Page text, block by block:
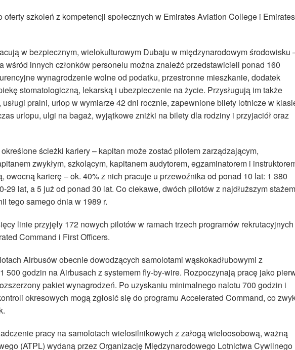
szkoleń z kompetencji społecznych w Emirates Aviation College i Emirates
w bezpiecznym, wielokulturowym Dubaju w międzynarodowym środowisku
wśród innych członków personelu można znaleźć przedstawicieli ponad 160
wynagrodzenie wolne od podatku, przestronne mieszkanie, dodatek
stomatologiczną, lekarską i ubezpieczenie na życie. Przysługują im także
pralni, urlop w wymiarze 42 dni rocznie, zapewnione bilety lotnicze w
urlopu, ulgi na bagaż, wyjątkowe zniżki na bilety dla rodziny i przyjaciół oraz
ścieżki kariery – kapitan może zostać pilotem zarządzającym,
zwykłym, szkolącym, kapitanem audytorem, egzaminatorem i
owocną karierę – ok. 40% z nich pracuje u przewoźnika od ponad 10 lat: 1 380
29 lat, a 5 już od ponad 30 lat. Co ciekawe, dwóch pilotów z najdłuższym stażem
tego samego dnia w 1989 r.
linie przyjęły 172 nowych pilotów w ramach trzech programów
Command i First Officers.
Airbusów obecnie dowodzących samolotami wąskokadłubowymi z
500 godzin na Airbusach z systemem fly-by-wire. Rozpoczynają pracę jako
pakiet wynagrodzeń. Po uzyskaniu minimalnego nalotu 700 godzin i
okresowych mogą zgłosić się do programu Accelerated Command, co
pracy na samolotach wielosilnikowych z załogą wieloosobową, ważną
(ATPL) wydaną przez Organizację Międzynarodowego Lotnictwa Cywilnego